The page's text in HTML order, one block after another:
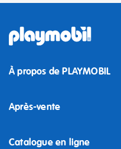
À propos de PLAYMOBIL
Après-vente
Catalogue en ligne